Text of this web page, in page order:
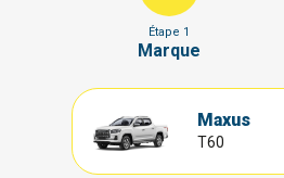
Étape 1
Marque
Maxus
T60